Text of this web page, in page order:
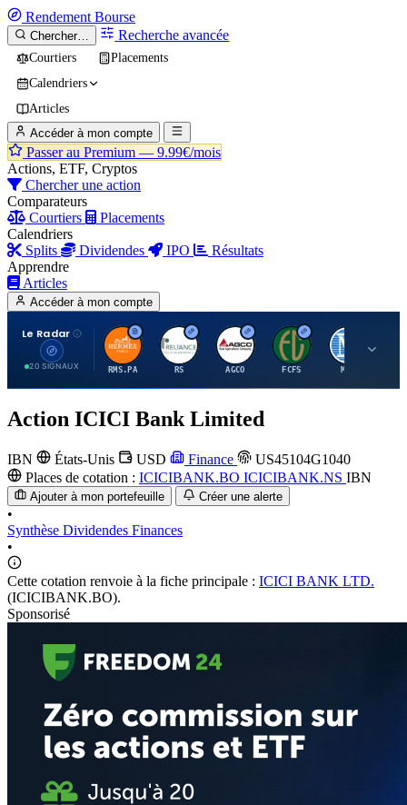
Rendement Bourse
Chercher… Recherche avancée
Courtiers
Placements
Calendriers
Articles
Accéder à mon compte
Passer au Premium — 9.99€/mois
Actions, ETF, Cryptos
Chercher une action
Comparateurs
Courtiers
Placements
Calendriers
Splits
Dividendes IPO
Résultats
Apprendre
Articles
Accéder à mon compte
Le Radar
20 SIGNAUX
H
RMS.PA
R
RS
A
AGCO
F
FCFS
M
MCO
Action ICICI Bank Limited
IBN États-Unis USD Finance
US45104G1040
Places de cotation : ICICIBANK.BO ICICIBANK.NS IBN
Ajouter à mon portefeuille Créer une alerte
•
Synthèse Dividendes Finances
•
Cette cotation renvoie à la fiche principale : ICICI BANK LTD.
(ICICIBANK.BO).
Sponsorisé